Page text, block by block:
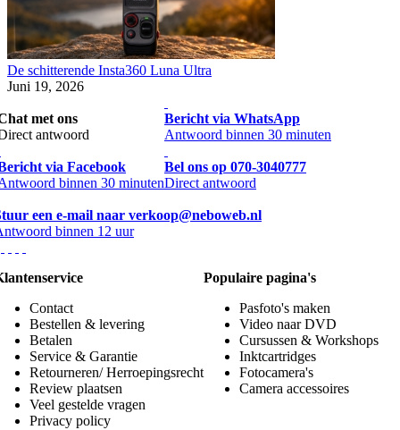
De schitterende Insta360 Luna Ultra
Juni 19, 2026
met ons
antwoord
via Facebook
binnen 30 minuten
Bericht via WhatsApp
Antwoord binnen 30 minuten
Bel ons op 070-3040777
Direct antwoord
een e-mail naar verkoop@neboweb.nl
binnen 12 uur
Contact
Bestellen & levering
Betalen
Service & Garantie
Retourneren/ Herroepingsrecht
Review plaatsen
Veel gestelde vragen
Privacy policy
Populaire pagina's
Pasfoto's maken
Video naar DVD
Cursussen & Workshops
Inktcartridges
Fotocamera's
Camera accessoires